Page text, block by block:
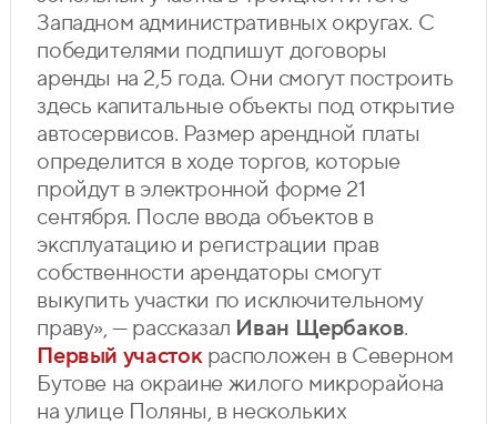
Западном административных округах. С
победителями подпишут договоры
аренды на 2,5 года. Они смогут построить
здесь капитальные объекты под открытие
автосервисов. Размер арендной платы
определится в ходе торгов, которые
пройдут в электронной форме 21
сентября. После ввода объектов в
эксплуатацию и регистрации прав
собственности арендаторы смогут
выкупить участки по исключительному
праву», — рассказал Иван Щербаков.
Первый участокрасположен в Северном
Бутове на окраине жилого микрорайона
на улице Поляны, в нескольких